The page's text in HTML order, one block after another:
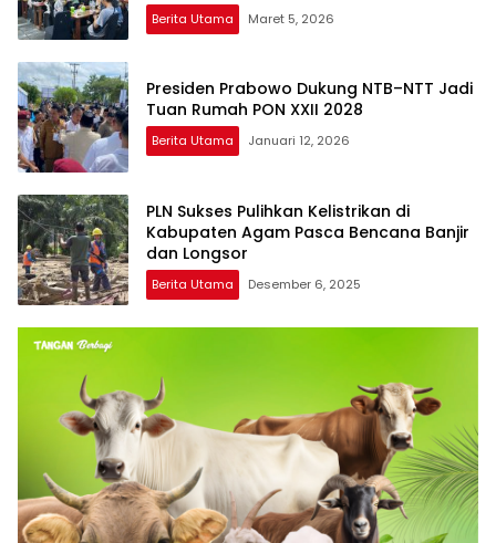
Berita Utama Maret 5, 2026
Presiden Prabowo Dukung NTB–NTT Jadi
Tuan Rumah PON XXII 2028
Berita Utama Januari 12, 2026
PLN Sukses Pulihkan Kelistrikan di
Kabupaten Agam Pasca Bencana Banjir
dan Longsor
Berita Utama Desember 6, 2025